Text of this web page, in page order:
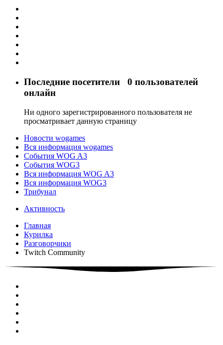
Последние посетители 0 пользователей
онлайн
Ни одного зарегистрированного пользователя не
просматривает данную страницу
Новости wogames
Вся информация wogames
События WOG A3
События WOG3
Вся информация WOG A3
Вся информация WOG3
Трибунал
Активность
Главная
Курилка
Разговорчики
Twitch Community